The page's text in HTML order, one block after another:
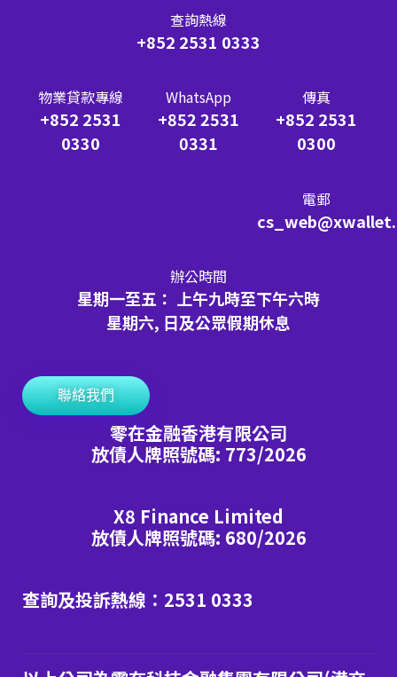
查詢熱線
+852 2531 0333
物業貸款專線
+852 2531
0330
WhatsApp
+852 2531
0331
傳真
+852 2531
0300
電郵
辦公時間
星期一至五： 上午九時至下午六時
星期六, 日及公眾假期休息
聯絡我們
零在金融香港有限公司
放債人牌照號碼: 773/2026
X8 Finance Limited
放債人牌照號碼: 680/2026
查詢及投訴熱線：2531 0333